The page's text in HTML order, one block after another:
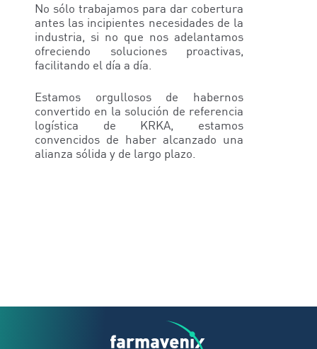
No sólo trabajamos para dar cobertura
antes las incipientes necesidades de la
industria, si no que nos adelantamos
ofreciendo soluciones proactivas,
facilitando el día a día.
Estamos orgullosos de habernos
convertido en la solución de referencia
logística de KRKA, estamos
convencidos de haber alcanzado una
alianza sólida y de largo plazo.